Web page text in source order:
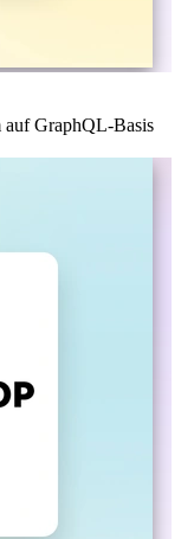
auf GraphQL-Basis